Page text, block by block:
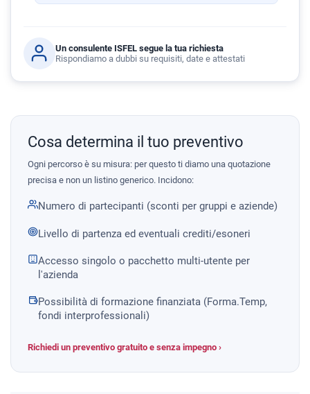
Un consulente ISFEL segue la tua richiesta
Rispondiamo a dubbi su requisiti, date e attestati
Cosa determina il tuo preventivo
Ogni percorso è su misura: per questo ti diamo una quotazione
precisa e non un listino generico. Incidono:
Numero di partecipanti (sconti per gruppi e aziende)
Livello di partenza ed eventuali crediti/esoneri
Accesso singolo o pacchetto multi-utente per
l'azienda
Possibilità di formazione finanziata (Forma.Temp,
fondi interprofessionali)
Richiedi un preventivo gratuito e senza impegno ›